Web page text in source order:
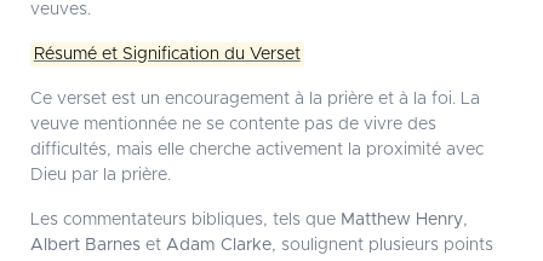
veuves.
Résumé et Signification du Verset
Ce verset est un encouragement à la prière et à la foi. La
veuve mentionnée ne se contente pas de vivre des
difficultés, mais elle cherche activement la proximité avec
Dieu par la prière.
Les commentateurs bibliques, tels que Matthew Henry,
Albert Barnes et Adam Clarke, soulignent plusieurs points